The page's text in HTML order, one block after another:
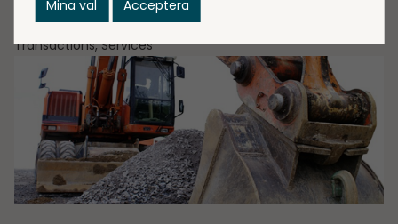
2021-12-20
Transactions, Services
Mina val Acceptera